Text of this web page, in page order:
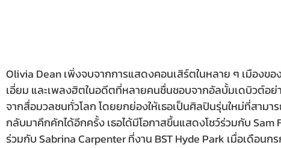
Olivia Dean เพิ่งจบจากการแสดงคอนเสิร์ตในหลาย ๆ เมืองข
เอี่ยม และเพลงฮิตในอดีตที่หลายคนชื่นชอบจากอัลบั้มเดบิวต์อ
จากสื่อมวลชนทั่วโลก โดยยกย่องให้เธอเป็นศิลปินรุ่นใหม่ที่สามา
กลับมาคึกคักได้อีกครั้ง เธอได้มีโอกาสขึ้นแสดงโชว์ร่วมกับ Sam
ร่วมกับ Sabrina Carpenter ที่งาน BST Hyde Park เมื่อเดือน